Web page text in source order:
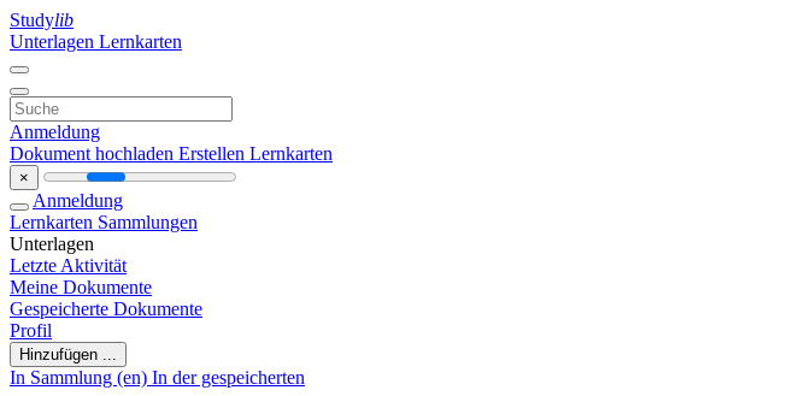
Studylib
Unterlagen Lernkarten
Anmeldung
Dokument hochladen Erstellen Lernkarten
×
Anmeldung
Lernkarten Sammlungen
Unterlagen
Letzte Aktivität
Meine Dokumente
Gespeicherte Dokumente
Profil
Hinzufügen ...
In Sammlung (en) In der gespeicherten